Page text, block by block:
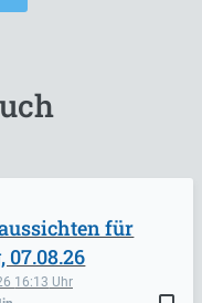
16:13
für
07.08.26